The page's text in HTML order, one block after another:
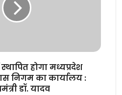
होगा मध्यप्रदेश
निगम का कार्यालय :
डॉ. यादव